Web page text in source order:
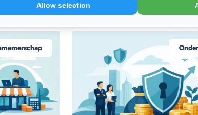
7 beste verdienmodellen
ondernemer
Allow selection